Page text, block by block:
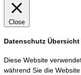
Close
Datenschutz Übersicht
Diese Website
während Sie die